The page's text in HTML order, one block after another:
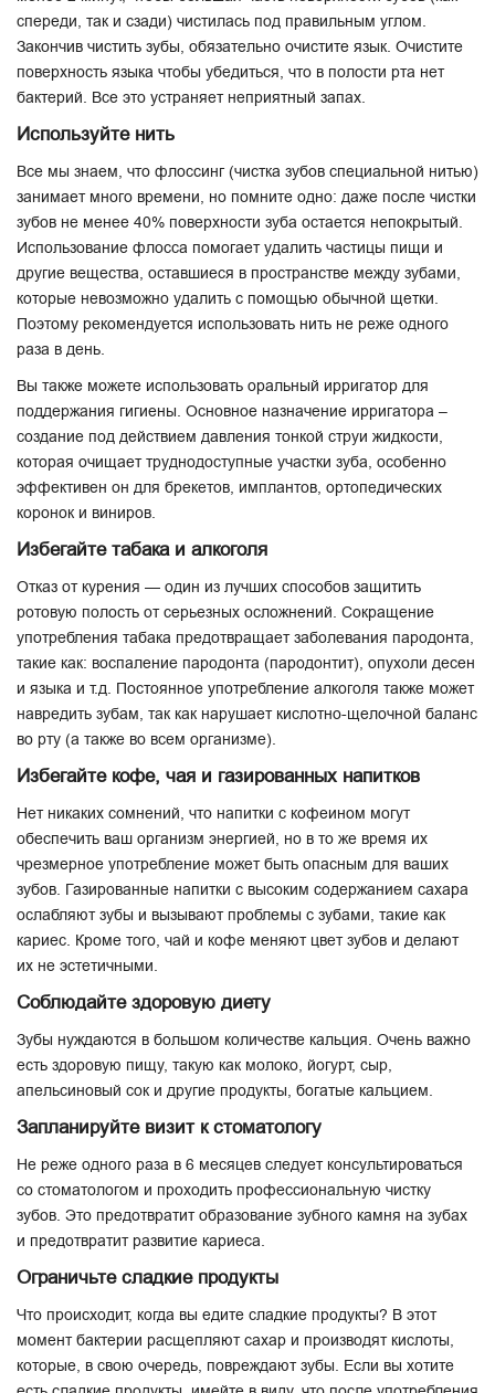
спереди, так и сзади) чистилась под правильным углом.
Закончив чистить зубы, обязательно очистите язык. Очистите
поверхность языка чтобы убедиться, что в полости рта нет
бактерий. Все это устраняет неприятный запах.
Используйте нить
Все мы знаем, что флоссинг (чистка зубов специальной нитью)
занимает много времени, но помните одно: даже после чистки
зубов не менее 40% поверхности зуба остается непокрытый.
Использование флосса помогает удалить частицы пищи и
другие вещества, оставшиеся в пространстве между зубами,
которые невозможно удалить с помощью обычной щетки.
Поэтому рекомендуется использовать нить не реже одного
раза в день.
Вы также можете использовать оральный ирригатор для
поддержания гигиены. Основное назначение ирригатора –
создание под действием давления тонкой струи жидкости,
которая очищает труднодоступные участки зуба, особенно
эффективен он для брекетов, имплантов, ортопедических
коронок и виниров.
Избегайте табака и алкоголя
Отказ от курения — один из лучших способов защитить
ротовую полость от серьезных осложнений. Сокращение
употребления табака предотвращает заболевания пародонта,
такие как: воспаление пародонта (пародонтит), опухоли десен
и языка и т.д. Постоянное употребление алкоголя также может
навредить зубам, так как нарушает кислотно-щелочной баланс
во рту (а также во всем организме).
Избегайте кофе, чая и газированных напитков
Нет никаких сомнений, что напитки с кофеином могут
обеспечить ваш организм энергией, но в то же время их
чрезмерное употребление может быть опасным для ваших
зубов. Газированные напитки с высоким содержанием сахара
ослабляют зубы и вызывают проблемы с зубами, такие как
кариес. Кроме того, чай и кофе меняют цвет зубов и делают
их не эстетичными.
Соблюдайте здоровую диету
Зубы нуждаются в большом количестве кальция. Очень важно
есть здоровую пищу, такую ​​как молоко, йогурт, сыр,
апельсиновый сок и другие продукты, богатые кальцием.
Запланируйте визит к стоматологу
Не реже одного раза в 6 месяцев следует консультироваться
со стоматологом и проходить профессиональную чистку
зубов. Это предотвратит образование зубного камня на зубах
и предотвратит развитие кариеса.
Ограничьте сладкие продукты
Что происходит, когда вы едите сладкие продукты? В этот
момент бактерии расщепляют сахар и производят кислоты,
которые, в свою очередь, повреждают зубы. Если вы хотите